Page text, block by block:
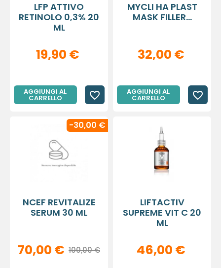
LFP ATTIVO
RETINOLO 0,3% 20
ML
19,90 €
AGGIUNGI AL
CARRELLO favorite_border
MYCLI HA PLAST
MASK FILLER...
32,00 €
AGGIUNGI AL
CARRELLO favorite_border
NCEF REVITALIZE
SERUM 30 ML
70,00 € 100,00 €
-30,00 €
LIFTACTIV
SUPREME VIT C 20
ML
46,00 €